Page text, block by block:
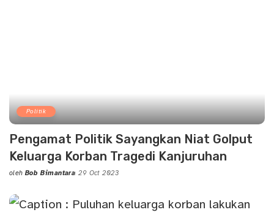
Politik
Pengamat Politik Sayangkan Niat Golput
Keluarga Korban Tragedi Kanjuruhan
Posted
oleh Bob Bimantara 29 Oct 2023